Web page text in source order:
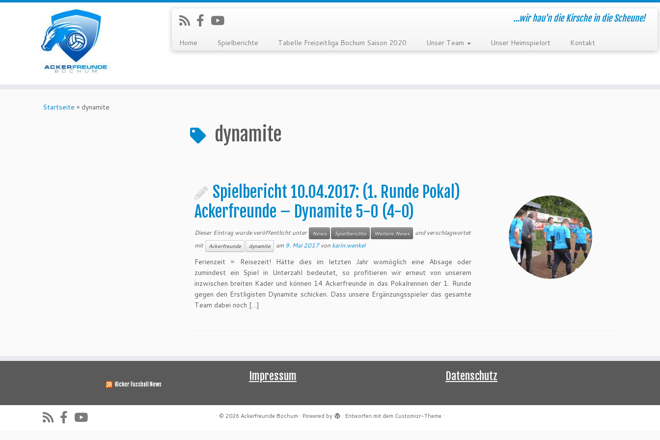
…wir hau'n die Kirsche in die Scheune!
Home Spielberichte Tabelle Freizeitliga Bochum Saison 2020 Unser Team Unser Heimspielort Kontakt
Startseite » dynamite
dynamite
Spielbericht 10.04.2017: (1. Runde Pokal)
Ackerfreunde – Dynamite 5-0 (4-0)
Dieser Eintrag wurde veröffentlicht unter News Spielberichte Weitere News
und verschlagwortet
mit
Ackerfreunde dynamite am 9. Mai 2017 von karin.wenkel
Ferienzeit = Reisezeit! Hätte dies im letzten Jahr womöglich eine Absage oder
zumindest ein Spiel in Unterzahl bedeutet, so profitieren wir erneut von unserem
inzwischen breiten Kader und können 14 Ackerfreunde in das Pokalrennen der 1. Runde
gegen den Erstligisten Dynamite schicken. Dass unsere Ergänzungsspieler das gesamte
Team dabei noch […]
Kicker Fussball News
Impressum Datenschutz
· © 2026 Ackerfreunde Bochum · Powered by · Entworfen mit dem Customizr-Theme ·